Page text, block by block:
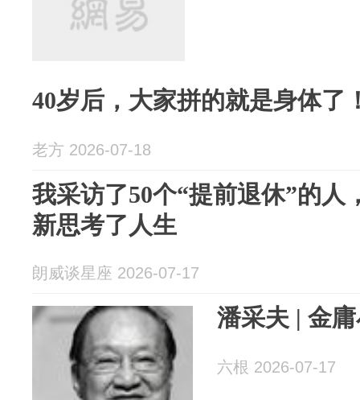
40岁后，大家拼的就是身体了
老方 2026-07-18
我采访了50个“提前退休”的人
新思考了人生
朗威谈星座 2026-07-17
潘采夫 | 金
六根 2026-07-17